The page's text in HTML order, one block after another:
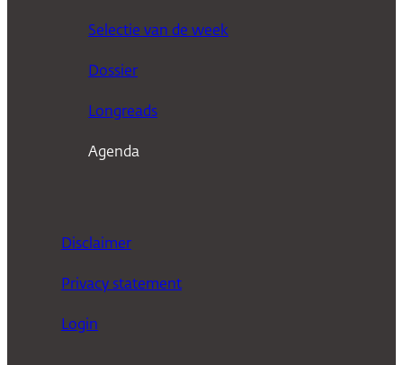
Selectie van de week
Dossier
Longreads
Agenda
Disclaimer
Privacy statement
Login